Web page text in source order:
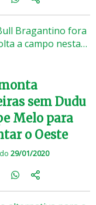
Bragantino fora
a campo nesta…
sem Dudu
Melo para
o Oeste
29/01/2020